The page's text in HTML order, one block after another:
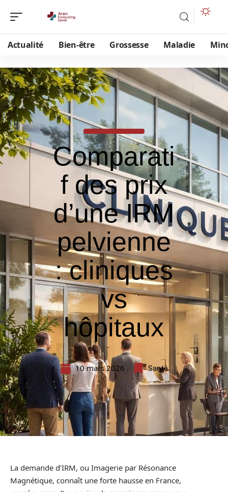
Actualité Bien-être Grossesse Maladie
Comparati
f des prix
d’une IRM
pelvienne
: cliniques
vs
hôpitaux
10 mars 2026 Santé
La demande d’IRM, ou Imagerie par Résonance
Magnétique, connaît une forte hausse en France,